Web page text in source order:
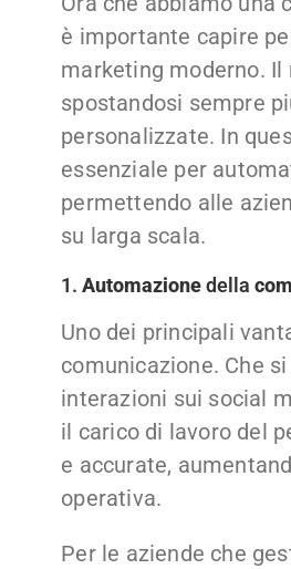
è importante capire
marketing moderno.
spostandosi sempre
personalizzate. In
essenziale per
permettendo alle
su larga scala.
1.Automazionedella
Uno dei principali
comunicazione. Che
interazioni sui social
il carico di lavoro del
e accurate,
operativa.
Per le aziende che